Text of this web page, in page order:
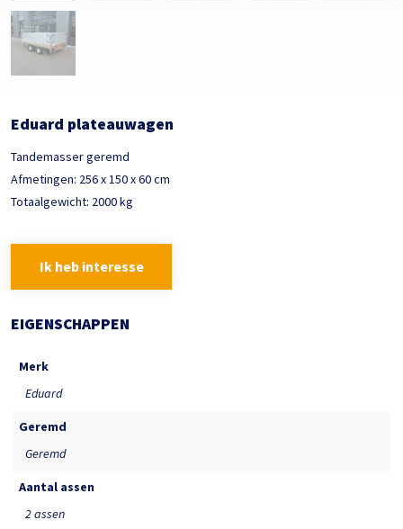
Eduard plateauwagen
Tandemasser geremd
Afmetingen: 256 x 150 x 60 cm
Totaalgewicht: 2000 kg
Ik heb interesse
EIGENSCHAPPEN
Merk
Eduard
Geremd
Geremd
Aantal assen
2 assen